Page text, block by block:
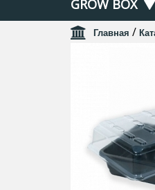
GROW BOX
Главная /